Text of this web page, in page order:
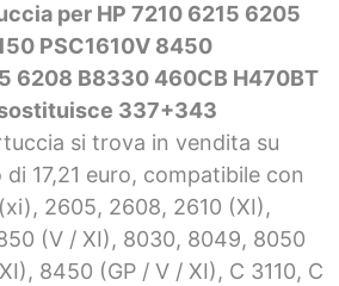
per HP 7210 6215 6205
PSC1610V 8450
6208 B8330 460CB H470BT
337+343
si trova in vendita su
17,21 euro, compatibile con
2605, 2608, 2610 (XI),
(V / XI), 8030, 8049, 8050
8450 (GP / V / XI), C 3110, C